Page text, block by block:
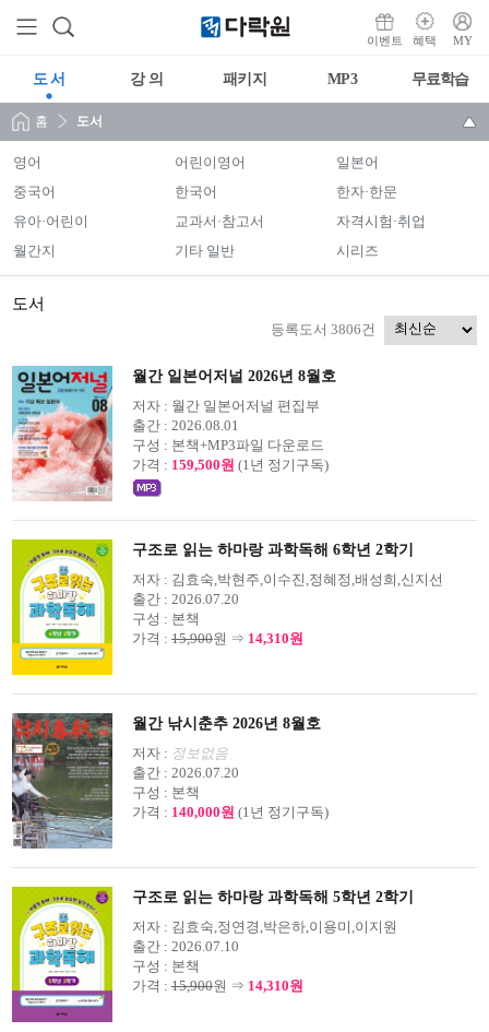
이벤트 혜택 MY
도 서 강 의 패키지 MP3 무료학습
홈 도서
영어 어린이영어
일본어
중국어
한국어
한자·한문
유아·어린이
교과서·참고서
자격시험·취업
월간지
기타 일반 시리즈
도서
등록도서 3806건
월간 일본어저널 2026년 8월호
저자 : 월간 일본어저널 편집부
출간 : 2026.08.01
구성 : 본책+MP3파일 다운로드
가격 : 159,500원 (1년 정기구독)
구조로 읽는 하마랑 과학독해 6학년 2학기
저자 : 김효숙,박현주,이수진,정혜정,배성희,신지선
출간 : 2026.07.20
구성 : 본책
가격 : 15,900원 ⇒ 14,310원
월간 낚시춘추 2026년 8월호
저자 : 정보없음
출간 : 2026.07.20
구성 : 본책
가격 : 140,000원 (1년 정기구독)
구조로 읽는 하마랑 과학독해 5학년 2학기
저자 : 김효숙,정연경,박은하,이용미,이지원
출간 : 2026.07.10
구성 : 본책
가격 : 15,900원 ⇒ 14,310원